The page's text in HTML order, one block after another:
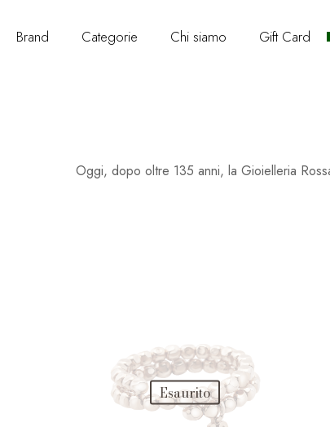
Brand Categorie Chi siamo Gift Card
Oggi, dopo oltre 135 anni, la Gioielleria
Esaurito